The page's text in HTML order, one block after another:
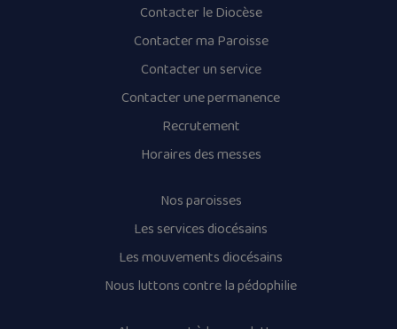
Contacter le Diocèse
Contacter ma Paroisse
Contacter un service
Contacter une permanence
Recrutement
Horaires des messes
Nos paroisses
Les services diocésains
Les mouvements diocésains
Nous luttons contre la pédophilie